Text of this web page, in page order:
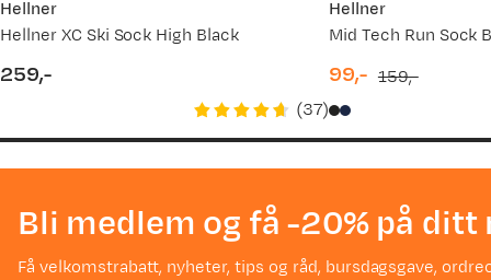
Hellner
Hellner XC Ski Sock High Black
259,-
(37)
Hellner
Mid Tech Run Sock
price
99,-
price
159,-
Bli medlem og få -20% på
Få velkomstrabatt, nyheter, tips og råd, bursdagsgave,